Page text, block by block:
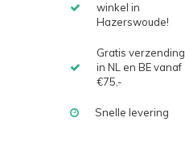
winkel in
Hazerswoude!
Gratis verzending
in NL en BE vanaf
€75,-
Snelle levering